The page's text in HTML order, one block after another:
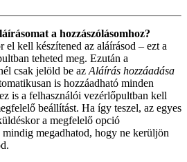
a hozzászólásomhoz?
el kell készítened az aláírásod – ezt a
teheted meg. Ezután a
csak jelöld be az Aláírás hozzáadása
is hozzáadható minden
is a felhasználói vezérlőpultban kell
beállítást. Ha így teszel, az egyes
a megfelelő opció
megadhatod, hogy ne kerüljön